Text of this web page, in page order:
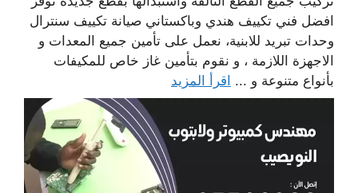
افضل فني تكييف هندي وباكستاني صيانة تكييف سنترال
وحدات تبريد للابنية، نعمل على تأمين جميع المعدات و
الاجهزة اللازمة ، و نقوم بتأمين غاز خاص للمكيفات
بأنواع متنوعة و ... اقرأ المزيد